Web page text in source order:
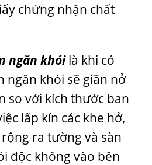
chứng nhận chất
ngăn khóilà khi có
ngăn khói sẽ giãn nở
so với kích thước ban
lấp kín các khe hở,
ra tường và sàn
độc không vào bên